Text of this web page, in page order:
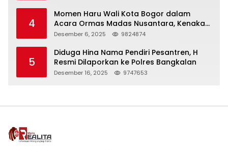
4
Momen Haru Wali Kota Bogor dalam
Acara Ormas Madas Nusantara, Kenakan
Peci Hitam Tinggi sebagai Simbol
Desember 6, 2025 9824874
5
Diduga Hina Nama Pendiri Pesantren, H
Resmi Dilaporkan ke Polres Bangkalan
Desember 16, 2025 9747653